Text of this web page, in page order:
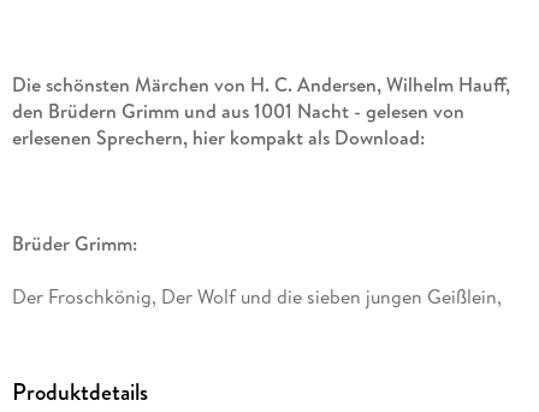
Die schönsten Märchen von H. C. Andersen, Wilhelm Hauff,
den Brüdern Grimm und aus 1001 Nacht - gelesen von
erlesenen Sprechern, hier kompakt als Download:
Brüder Grimm:
Der Froschkönig, Der Wolf und die sieben jungen Geißlein,
mit den drei goldenen Haaren, Aschenputtel, Rotkäppchen,
Die Bremer Stadtmusikanten, Frau Holle, Tischchen deck
Produktdetails